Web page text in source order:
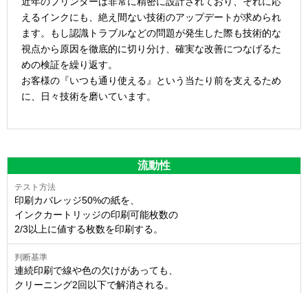
えるインクにも、絶え間ない技術のアップデートが求められ
ます。もし認識トラブルなどの問題が発生した際も技術的な
視点から原因を徹底的に切り分け、確実な改善につなげるた
めの検証を繰り返す。
お客様の『いつも通り使える』という当たり前を支えるため
に、日々技術を磨いています。
流動性
印刷カバレッジ50%の紙を、
インクカートリッジの印刷可能枚数の
2/3以上に値する枚数を印刷する。
連続印刷で線や色の欠けがあっても、
クリーニング2回以下で解消される。